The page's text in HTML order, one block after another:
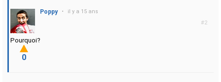
#2
Poppy • il y a 15 ans
Pourquoi?
0